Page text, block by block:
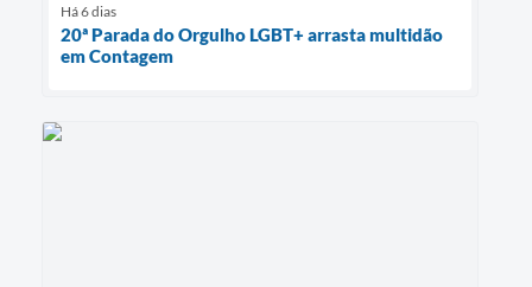
Há 6 dias
20ª Parada do Orgulho LGBT+ arrasta multidão
em Contagem